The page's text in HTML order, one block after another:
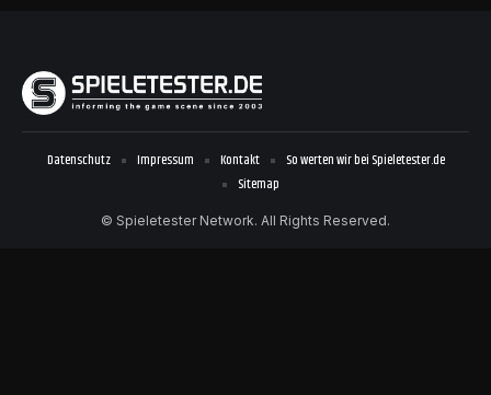
© Spieletester Network. All Rights Reserved.
Datenschutz Impressum Kontakt
So werten wir bei Spieletester.de
Sitemap